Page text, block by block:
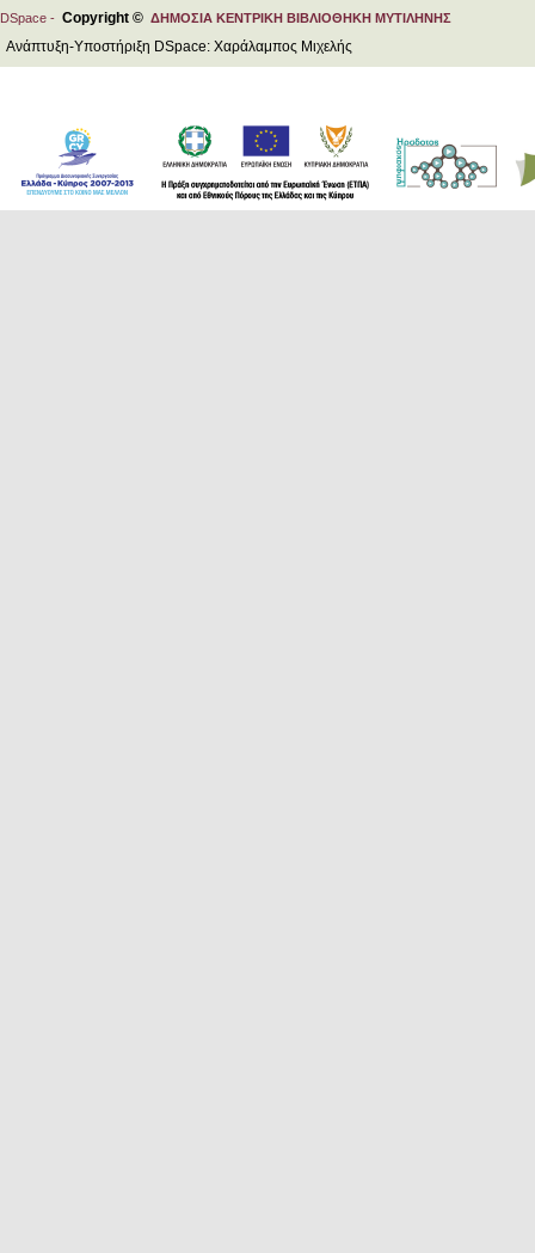
DSpace - Copyright © ΔΗΜΟΣΙΑ ΚΕΝΤΡΙΚΗ ΒΙΒΛΙΟΘΗΚΗ ΜΥΤΙΛΗΝΗΣ
Ανάπτυξη-Υποστήριξη DSpace: Χαράλαμπος Μιχελής